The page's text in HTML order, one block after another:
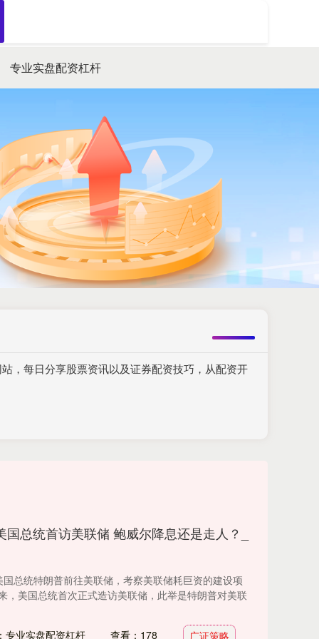
专业实盘配资杠杆
，每日分享股票资讯以及证券配资技巧，从配资开
总统首访美联储 鲍威尔降息还是走人？_
总统特朗普前往美联储，考察美联储耗巨资的建设项
，美国总统首次正式造访美联储，此举是特朗普对美联
专业实盘配资杠杆 查看：178 广证策略